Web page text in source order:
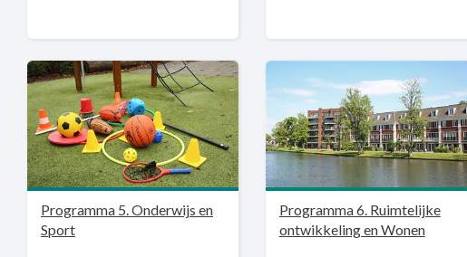
Programma 5. Onderwijs en
Sport
Programma 6. Ruimtelijke
ontwikkeling en Wonen